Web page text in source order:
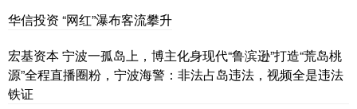
华信投资 “网红”瀑布客流攀升
宏基资本 宁波一孤岛上，博主化身现代“鲁滨逊”打造“荒岛桃
源”全程直播圈粉，宁波海警：非法占岛违法，视频全是违法
铁证